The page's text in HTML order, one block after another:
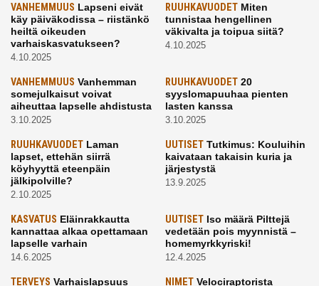
VANHEMMUUS Lapseni eivät
käy päiväkodissa – riistänkö
heiltä oikeuden
varhaiskasvatukseen?
4.10.2025
RUUHKAVUODETMiten
tunnistaa hengellinen
väkivalta ja toipua siitä?
4.10.2025
VANHEMMUUS Vanhemman
somejulkaisut voivat
aiheuttaa lapselle ahdistusta
3.10.2025
RUUHKAVUODET20
syyslomapuuhaa pienten
lasten kanssa
3.10.2025
RUUHKAVUODET Laman
lapset, ettehän siirrä
köyhyyttä eteenpäin
jälkipolville?
2.10.2025
UUTISETTutkimus: Kouluihin
kaivataan takaisin kuria ja
järjestystä
13.9.2025
KASVATUS Eläinrakkautta
kannattaa alkaa opettamaan
lapselle varhain
14.6.2025
UUTISETIso määrä Pilttejä
vedetään pois myynnistä –
homemyrkkyriski!
12.4.2025
TERVEYS Varhaislapsuus
NIMETVelociraptorista